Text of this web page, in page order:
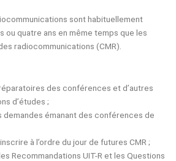
sont habituellement
ou quatre ans en même temps que les
radiocommunications (CMR).
des conférences et d’autres
d’études ;
demandes émanant des conférences de
à l’ordre du jour de futures CMR ;
Recommandations UIT-R et les Questions